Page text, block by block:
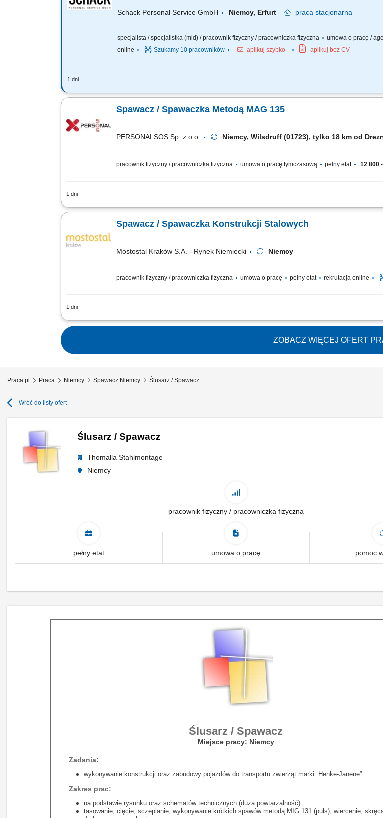
Schack Personal Service GmbH Niemcy, Erfurt praca stacjonarna
specjalista / specjalistka (mid) / pracownik fizyczny / pracowniczka fizyczna umowa o pracę /
online
Szukamy 10 pracowników aplikuj szybko aplikuj bez CV
1 dni
Opis stanowiska: Spawanie konstrukcji stalowych z wykorzystaniem metody MAG. Precyzyjne
Spawacz / Spawaczka Metodą MAG 135
PERSONALSOS Sp. z o.o. Niemcy, Wilsdruff (01723), tylko 18 km od
pracownik fizyczny / pracowniczka fizyczna umowa o pracę tymczasową pełny etat 12 800
1 dni
Opis stanowiska: Łączenie elementów ze stali konstrukcyjnej metodą MAG 135 (z
Spawacz / Spawaczka Konstrukcji Stalowych
Mostostal Kraków S.A. - Rynek Niemiecki Niemcy
pracownik fizyczny / pracowniczka fizyczna umowa o pracę pełny etat rekrutacja online
1 dni
Opis stanowiska: Spawanie elementów i konstrukcji stalowych metodą MAG 135. Wykonywanie
ZOBACZ WIĘCEJ OFERT
Praca.pl Praca Niemcy Spawacz Niemcy Ślusarz / Spawacz
Wróć do listy ofert
Ślusarz / Spawacz
Thomalla Stahlmontage
Niemcy
pracownik fizyczny / pracowniczka fizyczna
pełny etat umowa o pracę pomoc
Ślusarz / Spawacz
Miejsce pracy: Niemcy
Zadania:
wykonywanie konstrukcji oraz zabudowy pojazdów do transportu zwierząt marki „Henke-Janene”
Zakres prac:
na podstawie rysunku oraz schematów technicznych (duża powtarzalność)
tasowanie, cięcie, sczepianie, wykonywanie krótkich spawów metodą MIG 131 (puls), wiercenie,